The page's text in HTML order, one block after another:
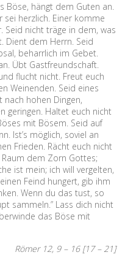
Böse, hängt dem Guten an.
herzlich. Einer komme
Seid nicht träge in dem, was
Dient dem Herrn. Seid
beharrlich im Gebet.
Übt Gastfreundschaft.
flucht nicht. Freut euch
Weinenden. Seid eines
nach hohen Dingen,
geringen. Haltet euch nicht
mit Bösem. Seid auf
Ist’s möglich, soviel an
Frieden. Rächt euch nicht
dem Zorn Gottes;
ist mein; ich will vergelten,
Feind hungert, gib ihm
Wenn du das tust, so
sammeln.” Lass dich nicht
das Böse mit
Römer 12, 9 – 16 [17 – 21]